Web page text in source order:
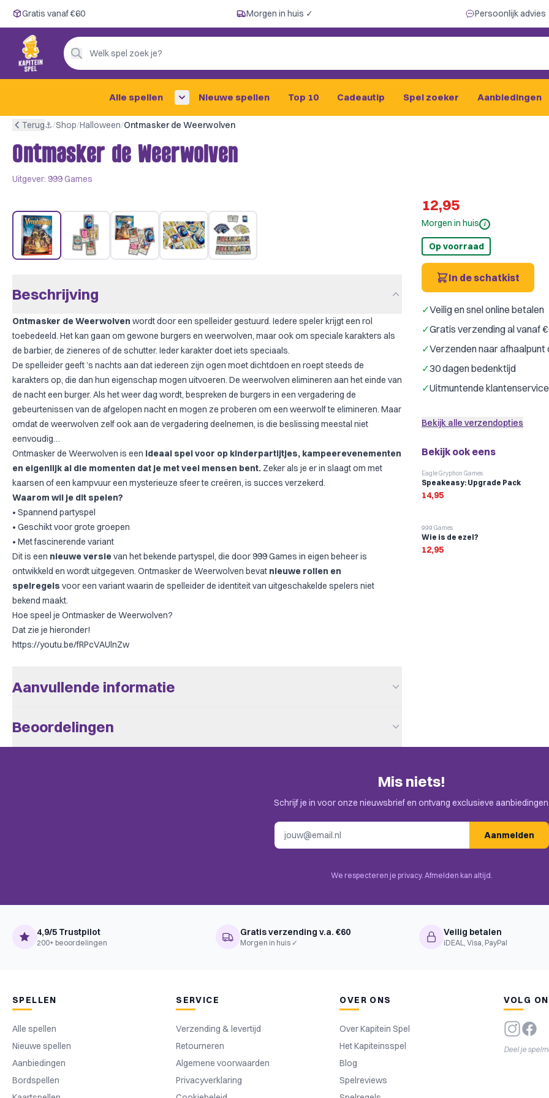
Gratis vanaf €60
Morgen in huis ✓
Persoonlijk advies
4,9/5 —
200+ beoordelingen
Gratis vanaf €60 Morgen in huis ✓ Persoonlijk advies
Welk spel zoek je?
Alle spellen Nieuwe spellen Top 10 Cadeautip Spel zoeker Aanbiedingen
Terug⚓︎/Shop/Halloween/Ontmasker de Weerwolven
Ontmasker de Weerwolven
Uitgever: 999 Games
Beschrijving
Ontmasker de Weerwolven wordt door een spelleider gestuurd. Iedere speler krijgt een rol
toebedeeld. Het kan gaan om gewone burgers en weerwolven, maar ook om speciale karakters als
de barbier, de zieneres of de schutter. Ieder karakter doet iets speciaals.
De spelleider geeft ’s nachts aan dat iedereen zijn ogen moet dichtdoen en roept steeds de
karakters op, die dan hun eigenschap mogen uitvoeren. De weerwolven elimineren aan het einde van
de nacht een burger. Als het weer dag wordt, bespreken de burgers in een vergadering de
gebeurtenissen van de afgelopen nacht en mogen ze proberen om een weerwolf te elimineren. Maar
omdat de weerwolven zelf ook aan de vergadering deelnemen, is die beslissing meestal niet
eenvoudig…
Ontmasker de Weerwolven is een ideaal spel voor op kinderpartijtjes, kampeerevenementen
en eigenlijk al die momenten dat je met veel mensen bent. Zeker als je er in slaagt om met
kaarsen of een kampvuur een mysterieuze sfeer te creëren, is succes verzekerd.
Waarom wil je dit spelen?
• Spannend partyspel
• Geschikt voor grote groepen
• Met fascinerende variant
Dit is een nieuwe versievan het bekende partyspel, die door 999 Games in eigen beheer is
ontwikkeld en wordt uitgegeven. Ontmasker de Weerwolven bevat nieuwe rollen en
spelregels voor een variant waarin de spelleider de identiteit van uitgeschakelde spelers niet
bekend maakt.
Hoe speel je Ontmasker de Weerwolven?
Dat zie je hieronder!
https://youtu.be/fRPcVAUlnZw
Aanvullende informatie
Role Playing, Variable Player Powers, Voting, Hidden Roles,
Player Elimination, Team-Based Game
Beoordelingen
Alleen klanten die dit spel kochten kunnen een beoordeling plaatsen. Check de uitnodiging in je
12,95
Morgen in huis i
Op voorraad
In de schatkist
✓Veilig en snel online betalen
✓Gratis verzending al vanaf
✓Verzenden naar afhaalpunt
✓30 dagen bedenktijd
✓Uitmuntende klantenservice
Bekijk alle verzendopties
Bekijk ook eens
Eagle Gryphon Games
Speakeasy: Upgrade Pack
14,95
999 Games
Wie is de ezel?
12,95
Mis niets!
Schrijf je in voor onze nieuwsbrief en ontvang exclusieve aanbiedingen.
Aanmelden
We respecteren je privacy. Afmelden kan altijd.
4,9/5 Trustpilot
200+ beoordelingen
Gratis verzending v.a. €60
Morgen in huis ✓
Veilig betalen
iDEAL, Visa, PayPal
SPELLEN
Alle spellen
Nieuwe spellen
Aanbiedingen
Bordspellen
SERVICE
Verzending & levertijd
Retourneren
Algemene voorwaarden
Privacyverklaring
OVER ONS
Over Kapitein Spel
Het Kapiteinsspel
Blog
Spelreviews
VOLG
Deel je